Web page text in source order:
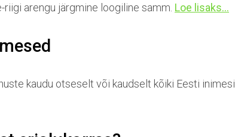
arengu järgmine loogiline samm. Loe lisaks...
kaudu otseselt või kaudselt kõiki Eesti inimesi.